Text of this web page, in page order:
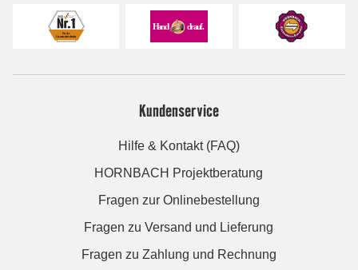
Kundenservice
Hilfe & Kontakt (FAQ)
HORNBACH Projektberatung
Fragen zur Onlinebestellung
Fragen zu Versand und Lieferung
Fragen zu Zahlung und Rechnung